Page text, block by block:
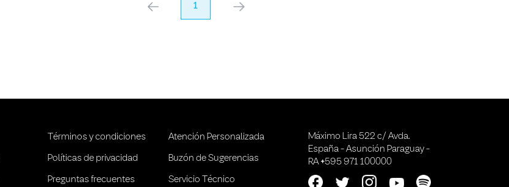
anterior 1 próximo
Términos y condiciones
Políticas de privacidad
Preguntas frecuentes
Atención Personalizada
Buzón de Sugerencias
Servicio Técnico
Máximo Lira 522 c/ Avda.
España - Asunción Paraguay -
RA +595 971 100000